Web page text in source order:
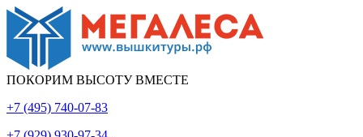
ПОКОРИМ ВЫСОТУ ВМЕСТЕ
+7 (495) 740-07-83